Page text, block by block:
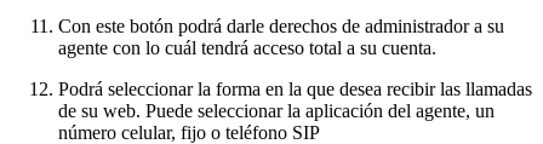
Con este botón podrá darle derechos de administrador a su
agente con lo cuál tendrá acceso total a su cuenta.
Podrá seleccionar la forma en la que desea recibir las llamadas
de su web. Puede seleccionar la aplicación del agente, un
número celular, fijo o teléfono SIP